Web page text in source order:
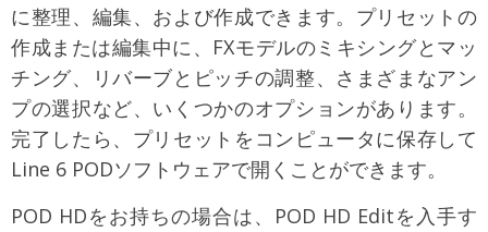
に整理、編集、および作成できます。プリセットの
作成または編集中に、FXモデルのミキシングとマッ
チング、リバーブとピッチの調整、さまざまなアン
プの選択など、いくつかのオプションがあります。
完了したら、プリセットをコンピュータに保存して
Line 6 PODソフトウェアで開くことができます。
POD HDをお持ちの場合は、POD HD Editを入手す